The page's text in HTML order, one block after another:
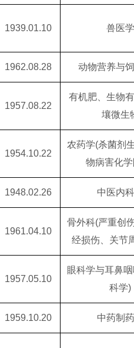
1939.01.10 兽医学
1962.08.28 动物营养与
1957.08.22
有机肥、生物
壤微生
1954.10.22
农药学(杀菌剂
物病害化
1948.02.26 中医内
1961.04.10
骨外科(严重创
经损伤、关节
1957.05.10
眼科学与耳鼻
科学)
1959.10.20 中药制